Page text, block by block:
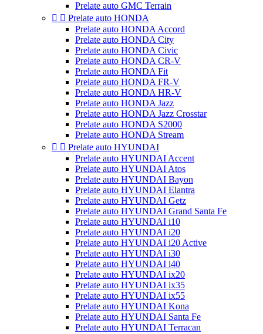
Prelate auto GMC Terrain
  Prelate auto HONDA
Prelate auto HONDA Accord
Prelate auto HONDA City
Prelate auto HONDA Civic
Prelate auto HONDA CR-V
Prelate auto HONDA Fit
Prelate auto HONDA FR-V
Prelate auto HONDA HR-V
Prelate auto HONDA Jazz
Prelate auto HONDA Jazz Crosstar
Prelate auto HONDA S2000
Prelate auto HONDA Stream
  Prelate auto HYUNDAI
Prelate auto HYUNDAI Accent
Prelate auto HYUNDAI Atos
Prelate auto HYUNDAI Bayon
Prelate auto HYUNDAI Elantra
Prelate auto HYUNDAI Getz
Prelate auto HYUNDAI Grand Santa Fe
Prelate auto HYUNDAI i10
Prelate auto HYUNDAI i20
Prelate auto HYUNDAI i20 Active
Prelate auto HYUNDAI i30
Prelate auto HYUNDAI i40
Prelate auto HYUNDAI ix20
Prelate auto HYUNDAI ix35
Prelate auto HYUNDAI ix55
Prelate auto HYUNDAI Kona
Prelate auto HYUNDAI Santa Fe
Prelate auto HYUNDAI Terracan